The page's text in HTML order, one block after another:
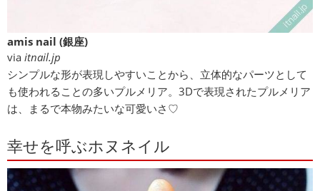
amis nail (銀座)
via itnail.jp
シンプルな形が表現しやすいことから、立体的なパーツとして
も使われることの多いプルメリア。3Dで表現されたプルメリア
は、まるで本物みたいな可愛いさ♡︎
幸せを呼ぶホヌネイル